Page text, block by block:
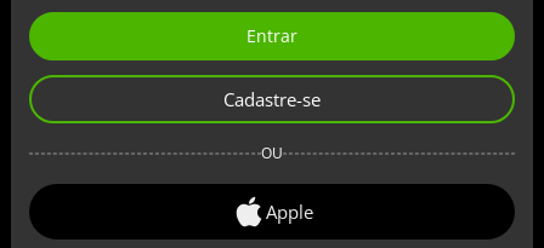
Entrar
Cadastre-se
OU
Apple